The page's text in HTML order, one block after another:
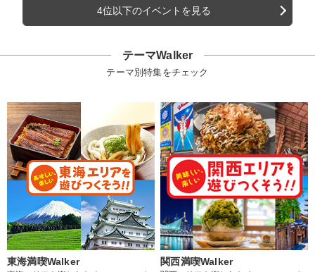
4位以下のイベントを見る
テーマWalker
テーマ別特集をチェック
東海満喫Walker 関西満喫Walker